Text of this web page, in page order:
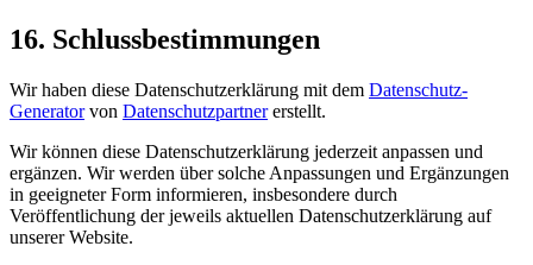
16. Schluss­bestimmungen
Wir haben diese Daten­schutz­erklärung mit dem Datenschutz-
Generatorvon Datenschutz­partnererstellt.
Wir können diese Daten­schutz­erklärung jederzeit anpassen und
ergänzen. Wir werden über solche Anpassungen und Ergänzungen
in geeigneter Form informieren, insbesondere durch
Veröffentlichung der jeweils aktuellen Daten­schutz­erklärung auf
unserer Website.